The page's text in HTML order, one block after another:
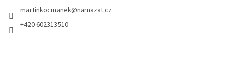
martinkocmanek@namazat.cz
+420 602313510